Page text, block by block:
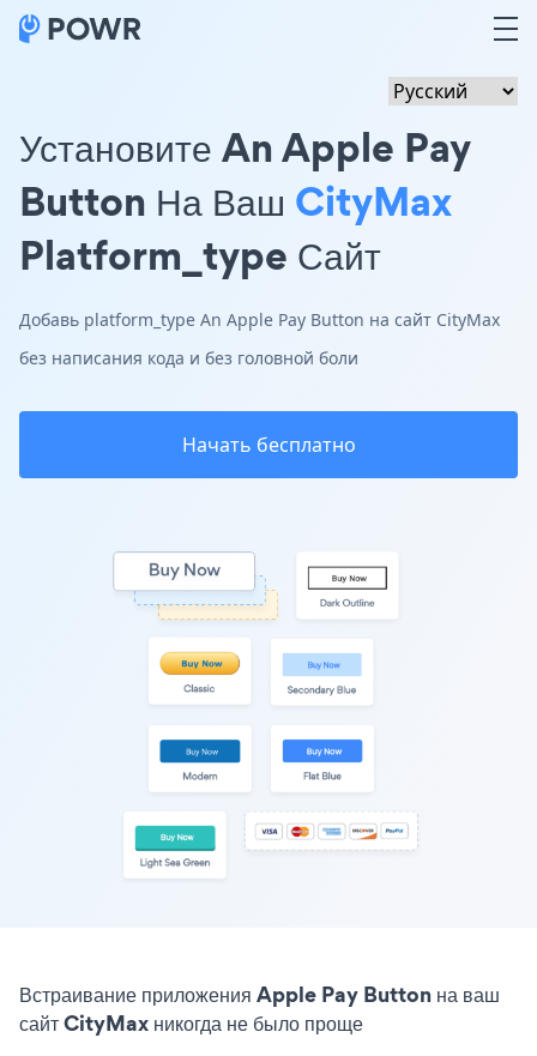
Установите An Apple Pay
Button На Ваш CityMax
Platform_type Сайт
Добавь platform_type An Apple Pay Button на сайт CityMax
без написания кода и без головной боли
Начать бесплатно
Встраивание приложения Apple Pay Button на ваш
сайт CityMax никогда не было проще